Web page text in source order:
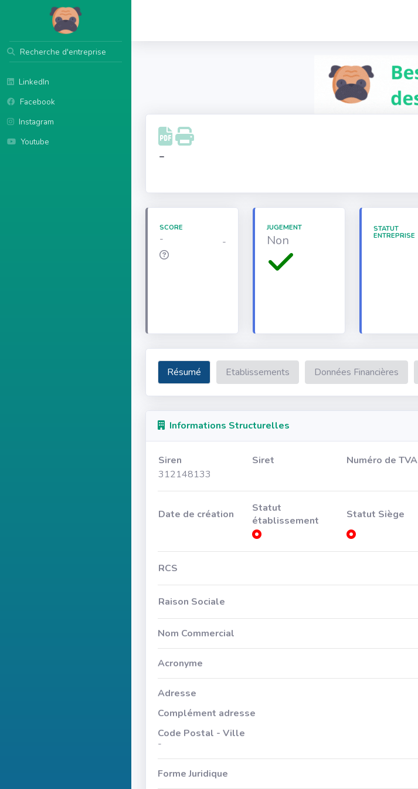
Recherche d'entreprise
LinkedIn
Facebook
Instagram
Youtube
-
SCORE
- -
JUGEMENT
Non
STATUT
ENTREPRISE
Résumé Etablissements Données Financières
Informations Structurelles
Siren Siret
Numéro de TVA
312148133
Date de création
Statut
établissement
Statut Siège
RCS
Raison Sociale
Nom Commercial
Acronyme
Adresse
Complément adresse
Code Postal - Ville
-
Forme Juridique